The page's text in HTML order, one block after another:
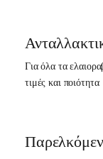
Για όλα τα
τιμές και ποιότητα